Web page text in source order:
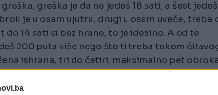
greška je da ne jedeš 18 sati, a šest
je u osam ujutru, drugi u osam uveče, treba
14 sati si bez hrane, to je idealno. A od te
200 puta više nego što ti treba tokom
ishrana, tri do četiri, maksimalno pet
dr Filgud, pa naveo još neke loše strane